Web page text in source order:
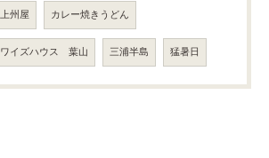
上州屋 カレー焼きうどん
ワイズハウス 葉山 三浦半島 猛暑日